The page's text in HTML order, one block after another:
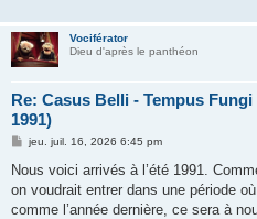
Vociférator
Dieu d'après le panthéon
Re: Casus Belli - Tempus
1991)
M
s
a
g
jeu. juil. 16, 2026 6:45 pm
Nous voici arrivés à l’été 1991.
on voudrait entrer dans une période
comme l’année dernière, ce sera à